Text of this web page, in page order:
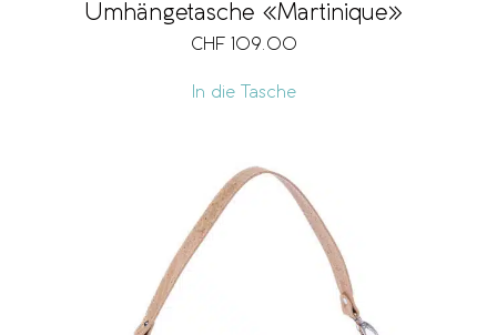
Umhängetasche «Martinique»
CHF 109.00
In die Tasche